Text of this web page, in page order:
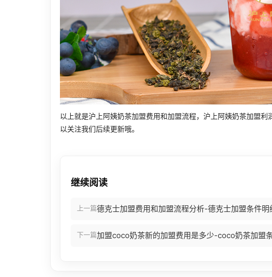
以上就是沪上阿姨奶茶加盟费用和加盟流程，沪上阿姨奶茶加盟
以关注我们后续更新哦。
继续阅读
上一篇德克士加盟费用和加盟流程分析-德克士加盟条件
下一篇加盟coco奶茶新的加盟费用是多少-coco奶茶加盟